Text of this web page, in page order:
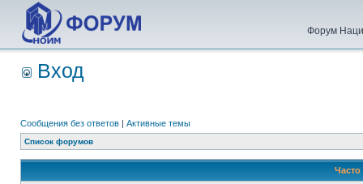
Форум
Вход
Сообщения без ответов | Активные темы
Список форумов